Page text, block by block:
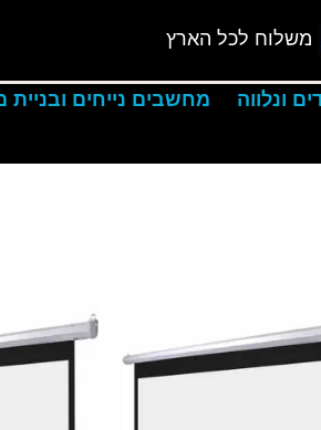
משלוח לכל הארץ
ונלווה מחשבים נייחים